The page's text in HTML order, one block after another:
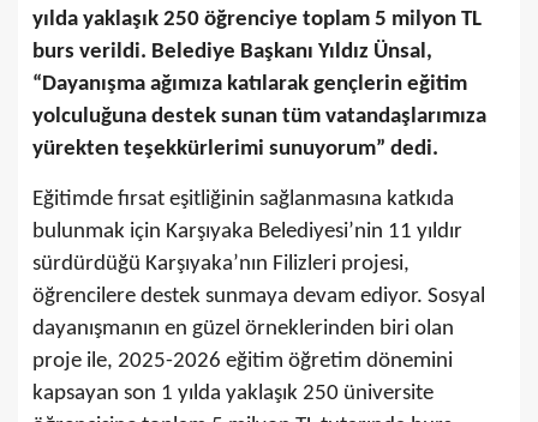
yılda yaklaşık 250 öğrenciye toplam 5 milyon TL
burs verildi. Belediye Başkanı Yıldız Ünsal,
“Dayanışma ağımıza katılarak gençlerin eğitim
yolculuğuna destek sunan tüm vatandaşlarımıza
yürekten teşekkürlerimi sunuyorum” dedi.
Eğitimde fırsat eşitliğinin sağlanmasına katkıda
bulunmak için Karşıyaka Belediyesi’nin 11 yıldır
sürdürdüğü Karşıyaka’nın Filizleri projesi,
öğrencilere destek sunmaya devam ediyor. Sosyal
dayanışmanın en güzel örneklerinden biri olan
proje ile, 2025-2026 eğitim öğretim dönemini
kapsayan son 1 yılda yaklaşık 250 üniversite